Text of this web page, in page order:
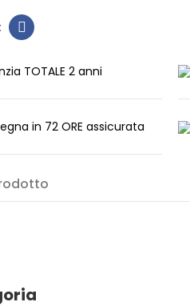
TOTALE 2 anni
in 72 ORE assicurata